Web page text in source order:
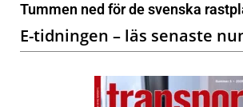
Tummen ned för de svenska
E-tidningen – läs senaste